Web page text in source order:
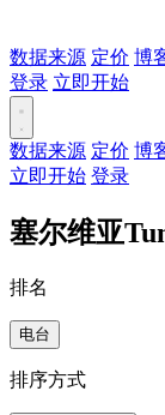
数据来源 定价 博
登录 立即开始
数据来源 定价 博
立即开始 登录
塞尔维亚
排名
电台
排序方式